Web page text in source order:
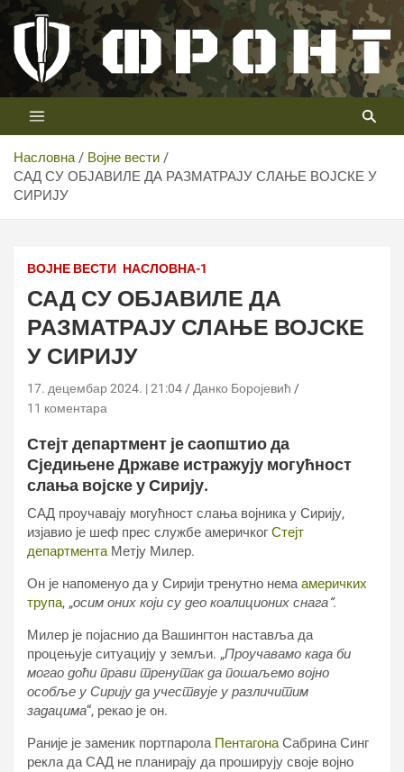
Скип
цонтент
Телевизија ФРОНТ
Први војни канал у Србији
Насловна
Војне вести
САД СУ ОБЈАВИЛЕ ДА РАЗМАТРАЈУ СЛАЊЕ ВОЈСКЕ У
СИРИЈУ
ВОЈНЕ ВЕСТИ НАСЛОВНА-1
САД СУ ОБЈАВИЛЕ ДА
РАЗМАТРАЈУ СЛАЊЕ ВОЈСКЕ
У СИРИЈУ
17. децембар 2024. | 21:04
Данко Боројевић
11 коментара
Стејт департмент је саопштио да
Сједињене Државе истражују могућност
слања војске у Сирију.
САД проучавају могућност слања војника у Сирију,
изјавио је шеф прес службе америчког Стејт
департментаМетју Милер.
Он је напоменуо да у Сирији тренутно немаамеричких
трупа, „осим оних који су део коалиционих снага“.
Милер је појаснио да Вашингтон наставља да
процењује ситуацију у земљи. „Проучавамо када би
могао доћи прави тренутак да пошаљемо војно
особље у Сирију да учествује у различитим
задацима“, рекао је он.
Раније је заменик портпарола ПентагонаСабрина Синг
рекла да САД не планирају да проширују своје војно